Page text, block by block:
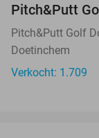
Pitch&Putt
Pitch&Putt Golf
Doetinchem
Verkocht: 1.709